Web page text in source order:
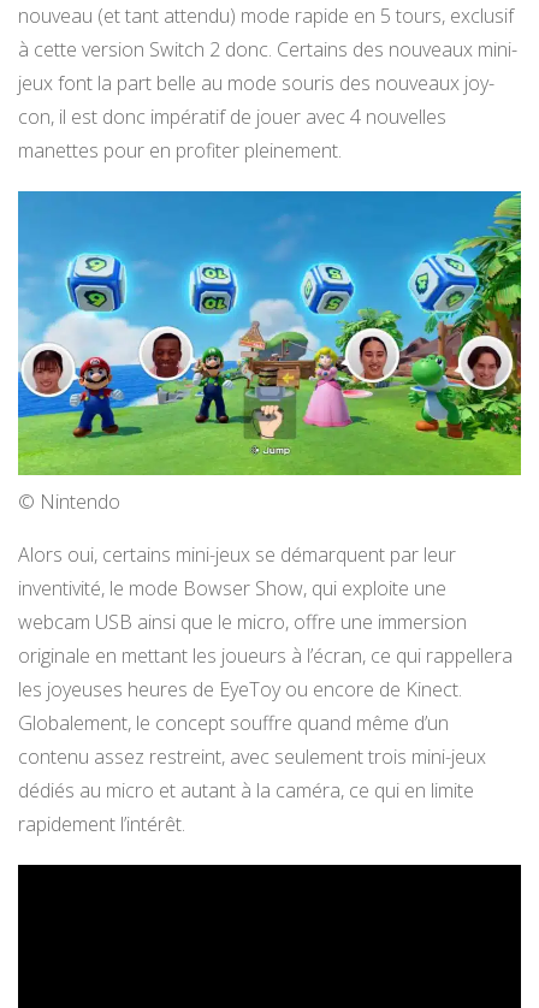
nouveau (et tant attendu) mode rapide en 5 tours, exclusif
à cette version Switch 2 donc. Certains des nouveaux mini-
jeux font la part belle au mode souris des nouveaux joy-
con, il est donc impératif de jouer avec 4 nouvelles
manettes pour en profiter pleinement.
© Nintendo
Alors oui, certains mini-jeux se démarquent par leur
inventivité, le mode Bowser Show, qui exploite une
webcam USB ainsi que le micro, offre une immersion
originale en mettant les joueurs à l’écran, ce qui rappellera
les joyeuses heures de EyeToy ou encore de Kinect.
Globalement, le concept souffre quand même d’un
contenu assez restreint, avec seulement trois mini-jeux
dédiés au micro et autant à la caméra, ce qui en limite
rapidement l’intérêt.